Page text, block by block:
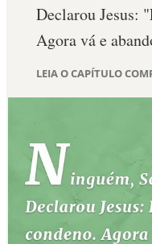
PALAVRA DO DIA
DEVOCIONAL DIÁRIO
10 MANDAMENTOS
ESTUDOS BÍBLICOS
Declarou Jesus:
Agora vá e
LEIA O CAPÍTULO